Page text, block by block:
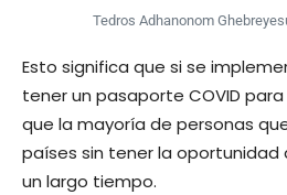
Tedros Adhanonom
Esto significa que si se
tener un pasaporte COVID
que la mayoría de personas
países sin tener la oportunidad
un largo tiempo.